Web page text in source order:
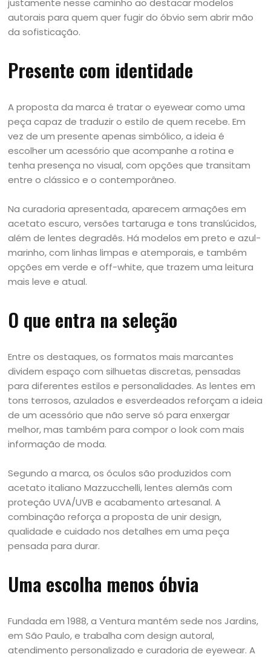
justamente nesse caminho ao destacar modelos
autorais para quem quer fugir do óbvio sem abrir mão
da sofisticação.
Presente com identidade
A proposta da marca é tratar o eyewear como uma
peça capaz de traduzir o estilo de quem recebe. Em
vez de um presente apenas simbólico, a ideia é
escolher um acessório que acompanhe a rotina e
tenha presença no visual, com opções que transitam
entre o clássico e o contemporâneo.
Na curadoria apresentada, aparecem armações em
acetato escuro, versões tartaruga e tons translúcidos,
além de lentes degradês. Há modelos em preto e azul-
marinho, com linhas limpas e atemporais, e também
opções em verde e off-white, que trazem uma leitura
mais leve e atual.
O que entra na seleção
Entre os destaques, os formatos mais marcantes
dividem espaço com silhuetas discretas, pensadas
para diferentes estilos e personalidades. As lentes em
tons terrosos, azulados e esverdeados reforçam a ideia
de um acessório que não serve só para enxergar
melhor, mas também para compor o look com mais
informação de moda.
Segundo a marca, os óculos são produzidos com
acetato italiano Mazzucchelli, lentes alemãs com
proteção UVA/UVB e acabamento artesanal. A
combinação reforça a proposta de unir design,
qualidade e cuidado nos detalhes em uma peça
pensada para durar.
Uma escolha menos óbvia
Fundada em 1988, a Ventura mantém sede nos Jardins,
em São Paulo, e trabalha com design autoral,
atendimento personalizado e curadoria de eyewear. A